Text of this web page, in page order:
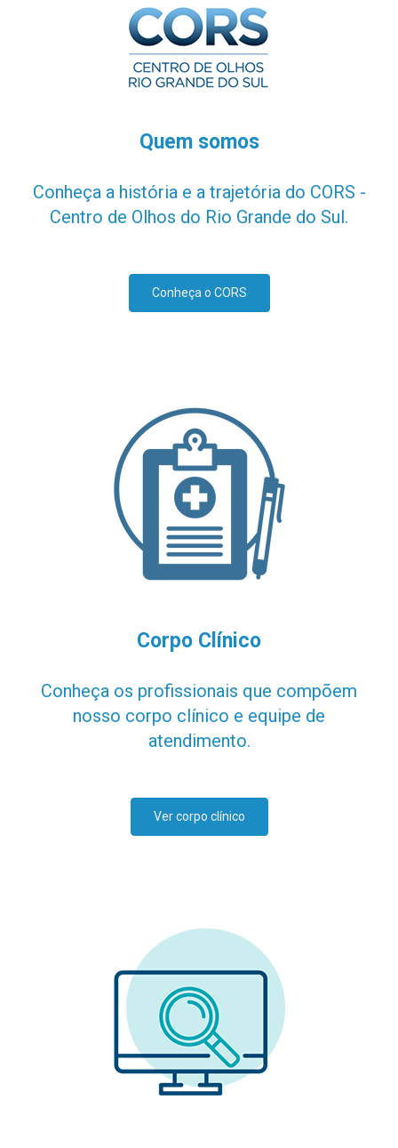
Quem somos
Conheça a história e a trajetória do CORS -
Centro de Olhos do Rio Grande do Sul.
Conheça o CORS
Corpo Clínico
Conheça os profissionais que compõem
nosso corpo clínico e equipe de
atendimento.
Ver corpo clínico